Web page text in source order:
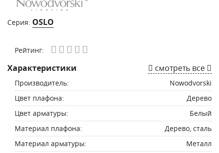
Серия: OSLO
Рейтинг:
Характеристики смотреть все
Производитель:
Nowodvorski
Цвет плафона:
Дерево
Цвет арматуры:
Белый
Материал плафона:
Дерево, сталь
Материал арматуры:
Металл